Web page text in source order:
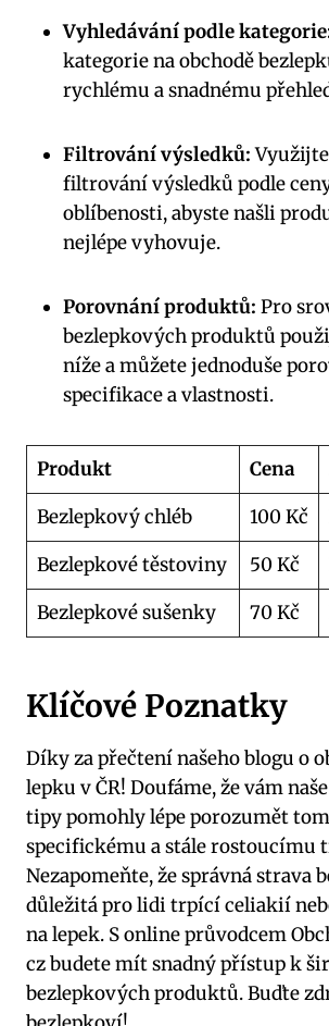
Vyhledávání podle
kategorie na obchodě
rychlému a snadnému
Filtrování výsledků:
filtrování výsledků podle
oblíbenosti, abyste našli
nejlépe vyhovuje.
Porovnání produktů: Pro
bezlepkových produktů
níže a můžete jednoduše
specifikace a vlastnosti.
Produkt Cena
Bezlepkový chléb
100 Kč
Bezlepkové těstoviny
50 Kč
Bezlepkové sušenky
70 Kč
Klíčové Poznatky
Díky za přečtení našeho blogu o
lepku v ČR! Doufáme, že vám
tipy pomohly lépe porozumět
specifickému a stále rostoucímu
Nezapomeňte, že správná strava
důležitá pro lidi trpící celiakií
na lepek. S online průvodcem
cz budete mít snadný přístup k
bezlepkových produktů. Buďte